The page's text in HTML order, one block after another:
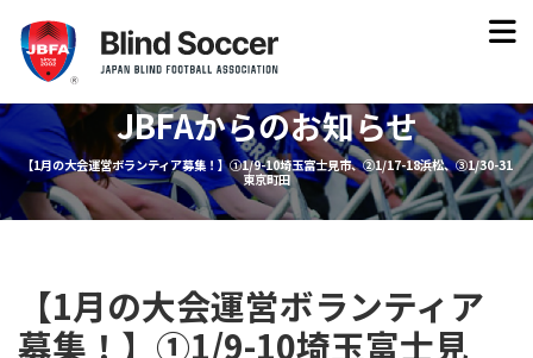
JBFAからのお知らせ
【1月の大会運営ボランティア募集！】①1/9-10埼玉富士見市、②1/17-18浜松、③1/30-31
東京町田
【1月の大会運営ボランティア
募集！】①1/9-10埼玉富士見